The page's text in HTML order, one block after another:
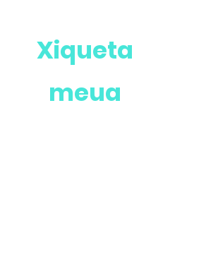
Xiqueta
meua